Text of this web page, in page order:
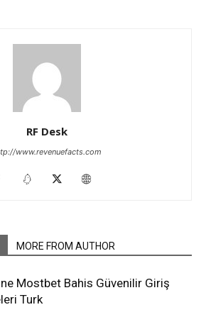
RF Desk
www.revenuefacts.com
MORE FROM AUTHOR
Mostbet Bahis Güvenilir Giriş
Turk